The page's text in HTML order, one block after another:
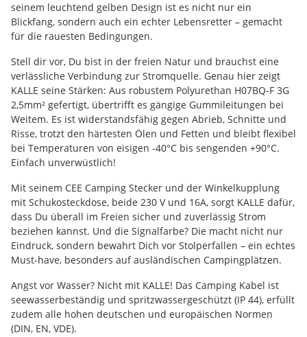
seinem leuchtend gelben Design ist es nicht nur ein
Blickfang, sondern auch ein echter Lebensretter – gemacht
für die rauesten Bedingungen.
Stell dir vor, Du bist in der freien Natur und brauchst eine
verlässliche Verbindung zur Stromquelle. Genau hier zeigt
KALLE seine Stärken: Aus robustem Polyurethan H07BQ-F 3G
2,5mm² gefertigt, übertrifft es gängige Gummileitungen bei
Weitem. Es ist widerstandsfähig gegen Abrieb, Schnitte und
Risse, trotzt den härtesten Ölen und Fetten und bleibt flexibel
bei Temperaturen von eisigen -40°C bis sengenden +90°C.
Einfach unverwüstlich!
Mit seinem CEE Camping Stecker und der Winkelkupplung
mit Schukosteckdose, beide 230 V und 16A, sorgt KALLE dafür,
dass Du überall im Freien sicher und zuverlässig Strom
beziehen kannst. Und die Signalfarbe? Die macht nicht nur
Eindruck, sondern bewahrt Dich vor Stolperfallen – ein echtes
Must-have, besonders auf ausländischen Campingplätzen.
Angst vor Wasser? Nicht mit KALLE! Das Camping Kabel ist
seewasserbeständig und spritzwassergeschützt (IP 44), erfüllt
zudem alle hohen deutschen und europäischen Normen
(DIN, EN, VDE).